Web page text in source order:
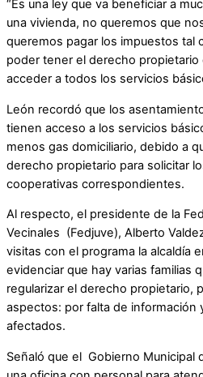
“Es una ley que va beneficiar a
una vivienda, no queremos que
queremos pagar los impuestos tal
poder tener el derecho
acceder a todos los servicios
León recordó que los
tienen acceso a los servicios
menos gas domiciliario, debido a
derecho propietario para solicitar
cooperativas correspondientes.
Al respecto, el presidente de la
Vecinales (Fedjuve), Alberto
visitas con el programa la alcaldía
evidenciar que hay varias familias
regularizar el derecho propietario,
aspectos: por falta de información
afectados.
Señaló que el Gobierno Municipal